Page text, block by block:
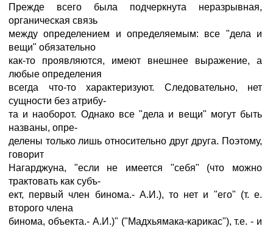
Прежде всего была подчеркнута неразрывная,
органическая связь
между определением и определяемым: все "дела и
вещи" обязательно
как-то проявляются, имеют внешнее выражение, а
любые определения
всегда что-то характеризуют. Следовательно, нет
сущности без атрибу-
та и наоборот. Однако все "дела и вещи" могут быть
названы, опре-
делены только лишь относительно друг друга. Поэтому,
говорит
Нагарджуна, "если не имеется "себя" (что можно
трактовать как субъ-
ект, первый член бинома.- А.И.), то нет и "его" (т. е.
второго члена
бинома, объекта.- A.И.)" ("Мадхьямака-карикас"), т.е. - и